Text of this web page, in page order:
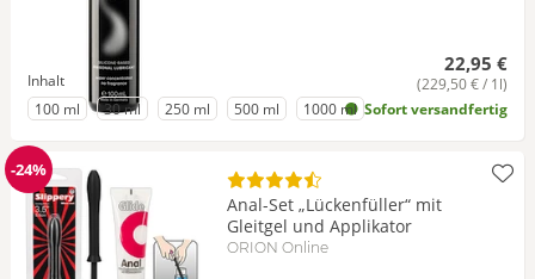
22,95 €
(229,50 € / 1l)
Sofort versandfertig
Inhalt
zu Inhalt
100 ml zu Inhalt
30 ml zu Inhalt
250 ml zu Inhalt
500 ml zu Inhalt
1000 ml
Reduzierung
-24%
Anal-Set „Lückenfüller“ mit
Gleitgel und Applikator
ORION Online